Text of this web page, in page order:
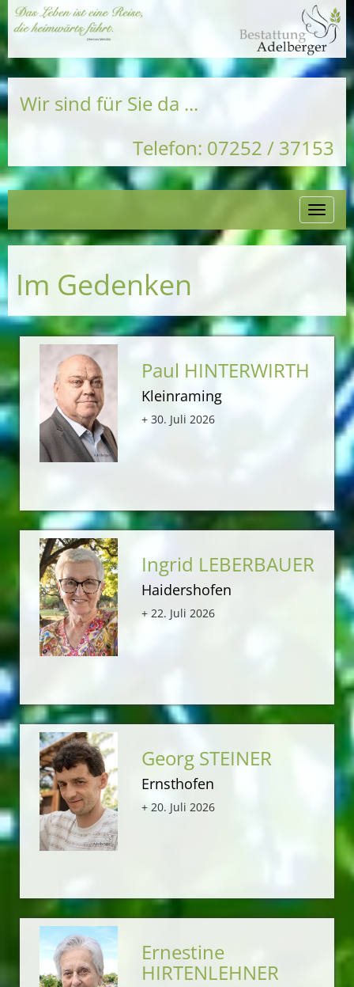
Wir sind für Sie da ...
Telefon: 07252 / 37153
Im Gedenken
Paul HINTERWIRTH
Kleinraming
+ 30. Juli 2026
Ingrid LEBERBAUER
Haidershofen
+ 22. Juli 2026
Georg STEINER
Ernsthofen
+ 20. Juli 2026
Ernestine
HIRTENLEHNER